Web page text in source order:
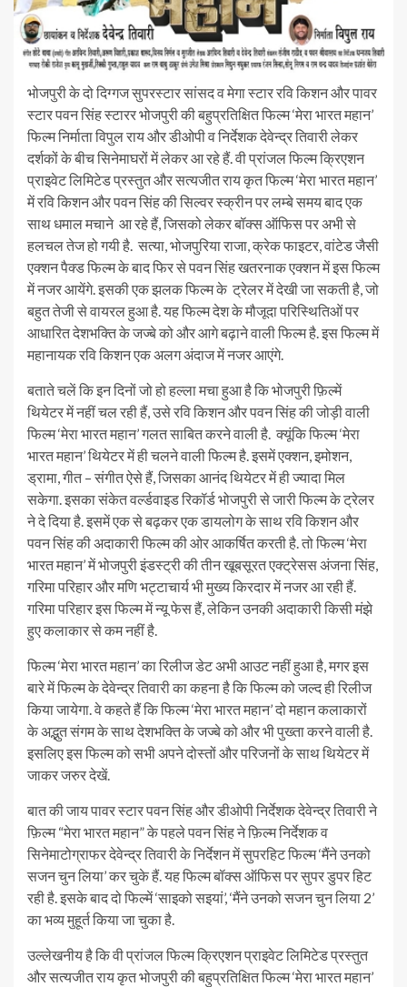
भोजपुरी के दो दिग्गज सुपरस्टार सांसद व मेगा स्टार रवि किशन और पावर
स्टार पवन सिंह स्टारर भोजपुरी की बहुप्रतिक्षित फिल्म ‘मेरा भारत महान’
फिल्म निर्माता विपुल राय और डीओपी व निर्देशक देवेन्द्र तिवारी लेकर
दर्शकों के बीच सिनेमाघरों में लेकर आ रहे हैं. वी प्रांजल फिल्म क्रिएशन
प्राइवेट लिमिटेड प्रस्तुत और सत्यजीत राय कृत फिल्म ‘मेरा भारत महान’
में रवि किशन और पवन सिंह की सिल्वर स्क्रीन पर लम्बे समय बाद एक
साथ धमाल मचाने आ रहे हैं, जिसको लेकर बॉक्स ऑफिस पर अभी से
हलचल तेज हो गयी है. सत्या, भोजपुरिया राजा, क्रेक फाइटर, वांटेड जैसी
एक्शन पैक्ड फिल्म के बाद फिर से पवन सिंह खतरनाक एक्शन में इस फिल्म
में नजर आयेंगे. इसकी एक झलक फिल्म के ट्रेलर में देखी जा सकती है, जो
बहुत तेजी से वायरल हुआ है. यह फिल्म देश के मौजूदा परिस्थितिओं पर
आधारित देशभक्ति के जज्बे को और आगे बढ़ाने वाली फिल्म है. इस फिल्म में
महानायक रवि किशन एक अलग अंदाज में नजर आएंगे.
बताते चलें कि इन दिनों जो हो हल्ला मचा हुआ है कि भोजपुरी फ़िल्में
थियेटर में नहीं चल रही हैं, उसे रवि किशन और पवन सिंह की जोड़ी वाली
फिल्म ‘मेरा भारत महान’ गलत साबित करने वाली है. क्यूंकि फिल्म ‘मेरा
भारत महान’ थियेटर में ही चलने वाली फिल्म है. इसमें एक्शन, इमोशन,
ड्रामा, गीत – संगीत ऐसे हैं, जिसका आनंद थियेटर में ही ज्यादा मिल
सकेगा. इसका संकेत वर्ल्डवाइड रिकॉर्ड भोजपुरी से जारी फिल्म के ट्रेलर
ने दे दिया है. इसमें एक से बढ़कर एक डायलोग के साथ रवि किशन और
पवन सिंह की अदाकारी फिल्म की ओर आकर्षित करती है. तो फिल्म ‘मेरा
भारत महान’ में भोजपुरी इंडस्ट्री की तीन खूबसूरत एक्ट्रेसस अंजना सिंह,
गरिमा परिहार और मणि भट्टाचार्य भी मुख्य किरदार में नजर आ रही हैं.
गरिमा परिहार इस फिल्म में न्यू फेस हैं, लेकिन उनकी अदाकारी किसी मंझे
हुए कलाकार से कम नहीं है.
फिल्म ‘मेरा भारत महान’ का रिलीज डेट अभी आउट नहीं हुआ है, मगर इस
बारे में फिल्म के देवेन्द्र तिवारी का कहना है कि फिल्म को जल्द ही रिलीज
किया जायेगा. वे कहते हैं कि फिल्म ‘मेरा भारत महान’ दो महान कलाकारों
के अद्भुत संगम के साथ देशभक्ति के जज्बे को और भी पुख्ता करने वाली है.
इसलिए इस फिल्म को सभी अपने दोस्तों और परिजनों के साथ थियेटर में
जाकर जरुर देखें.
बात की जाय पावर स्टार पवन सिंह और डीओपी निर्देशक देवेन्द्र तिवारी ने
फ़िल्म “मेरा भारत महान” के पहले पवन सिंह ने फ़िल्म निर्देशक व
सिनेमाटोग्राफर देवेन्द्र तिवारी के निर्देशन में सुपरहिट फिल्म ‘मैंने उनको
सजन चुन लिया’ कर चुके हैं. यह फिल्म बॉक्स ऑफिस पर सुपर डुपर हिट
रही है. इसके बाद दो फिल्में ‘साइको सइयां’, ‘मैंने उनको सजन चुन लिया 2’
का भव्य मुहूर्त किया जा चुका है.
उल्लेखनीय है कि वी प्रांजल फिल्म क्रिएशन प्राइवेट लिमिटेड प्रस्तुत
और सत्यजीत राय कृत भोजपुरी की बहुप्रतिक्षित फिल्म ‘मेरा भारत महान’